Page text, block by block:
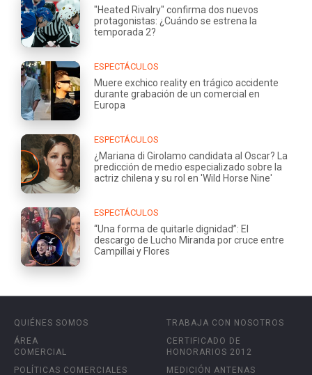
"Heated Rivalry" confirma dos nuevos
protagonistas: ¿Cuándo se estrena la
temporada 2?
ESPECTÁCULOS
Muere exchico reality en trágico accidente
durante grabación de un comercial en
Europa
ESPECTÁCULOS
¿Mariana di Girolamo candidata al Oscar? La
predicción de medio especializado sobre la
actriz chilena y su rol en 'Wild Horse Nine'
ESPECTÁCULOS
“Una forma de quitarle dignidad”: El
descargo de Lucho Miranda por cruce entre
Campillai y Flores
QUIÉNES SOMOS
ÁREA
COMERCIAL
POLÍTICAS COMERCIALES
TRABAJA CON NOSOTROS
CERTIFICADO DE
HONORARIOS 2012
MEDICIÓN ANTENAS